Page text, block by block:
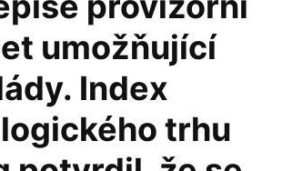
umožňující
Index
trhu